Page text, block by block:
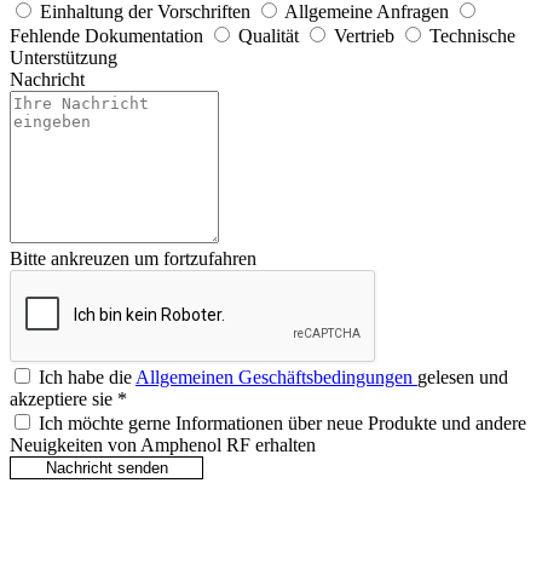
Einhaltung der Vorschriften
Allgemeine Anfragen
Fehlende Dokumentation
Qualität Vertrieb
Technische
Unterstützung
Nachricht
Bitte ankreuzen um fortzufahren
Ich habe die Allgemeinen Geschäftsbedingungen gelesen und
akzeptiere sie *
Ich möchte gerne Informationen über neue Produkte und andere
Neuigkeiten von Amphenol RF erhalten